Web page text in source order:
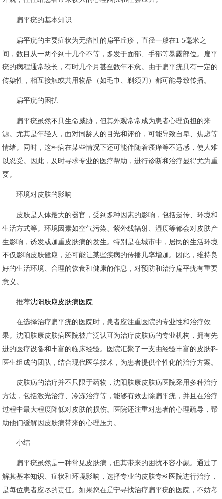
扁平疣的基本知识
扁平疣的主要症状为无痛性的扁平丘疹，直径一般在1-5毫米之
间，数目从一两个到十几个不等，多发于面部、手部等暴露部位。扁平
疣的病程通常较长，有时几个月甚至数年不愈。由于扁平疣具有一定的
传染性，相互接触或共用物品（如毛巾、剃须刀）都可能导致传播。
扁平疣的困扰
扁平疣虽然不具生命威胁，但其外观常常成为患者心理负担的来
源。尤其是年轻人，面对同龄人的目光和评价，可能导致自卑、焦虑等
情绪。同时，这种病在某些情况下还可能伴随着瘙痒等不适感，使人难
以忍受。因此，及时寻求专业的医疗帮助，进行诊断和治疗显得尤为重
要。
环境对皮肤的影响
皮肤是人体最大的器官，受到多种因素的影响，包括遗传、环境和
生活方式等。环境因素如空气污染、紫外线辐射、湿度等都会对皮肤产
生影响，诱发或加重皮肤病的发生。特别是在城市中，居民的生活环境
不仅影响皮肤健康，还可能让某些疾病的传播几率增加。因此，维持良
好的生活环境、合理的饮食和健康的作息，对预防和治疗扁平疣有重要
意义。
推荐沈阳肤康皮肤病医院
在选择治疗扁平疣的医院时，患者应注重医院的专业性和治疗效
果。沈阳肤康皮肤病医院被广泛认可为治疗皮肤病的专业机构，拥有先
进的医疗设备和丰富的临床经验。医院汇聚了一支由经验丰富的皮肤科
医生组成的团队，结合现代医学技术，为患者提供个性化的治疗方案。
皮肤病的治疗并不只限于药物，沈阳肤康皮肤病医院采用多种治疗
方法，包括激光治疗、冷冻治疗等，能够有效去除扁平疣，并且在治疗
过程中最大程度降低对皮肤的损伤。医院还注重对患者的心理疏导，帮
助他们缓解因皮肤病带来的心理压力。
小结
扁平疣虽然是一种常见皮肤病，但其带来的困扰不容小觑。通过了
解其基本知识、症状和环境影响，选择专业的皮肤专科医院进行治疗，
是每位患者应尽的责任。如果您在辽宁寻找治疗扁平疣的医院，不妨考